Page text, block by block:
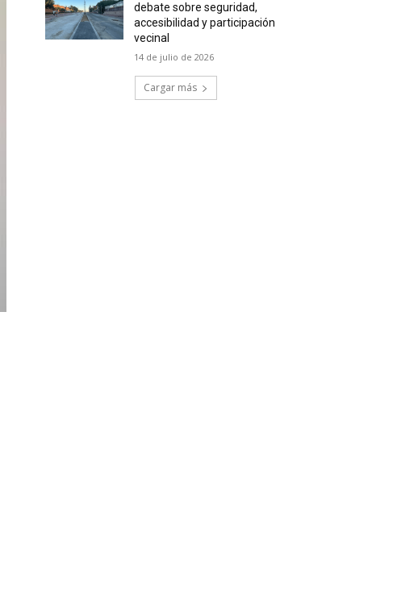
debate sobre seguridad,
accesibilidad y participación
vecinal
14 de julio de 2026
Cargar más